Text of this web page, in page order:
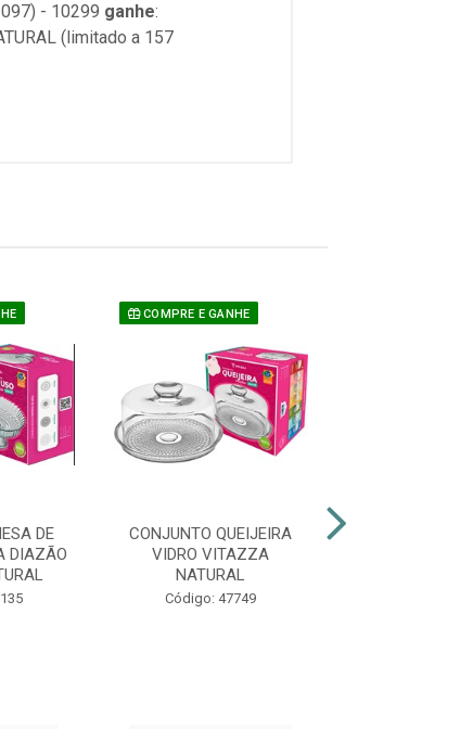
- 10299 ganhe:
(limitado a 157
DE
DIAZÃO
COMPRE E GANHE
CONJUNTO QUEIJEIRA
VIDRO VITAZZA
NATURAL
Código: 47749